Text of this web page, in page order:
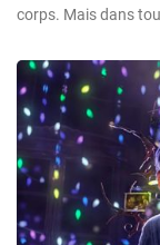
corps. Mais dans